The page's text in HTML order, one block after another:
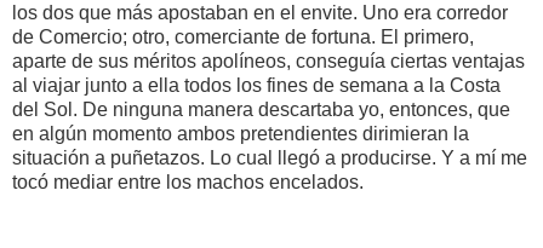
los dos que más apostaban en el envite. Uno era corredor
de Comercio; otro, comerciante de fortuna. El primero,
aparte de sus méritos apolíneos, conseguía ciertas ventajas
al viajar junto a ella todos los fines de semana a la Costa
del Sol. De ninguna manera descartaba yo, entonces, que
en algún momento ambos pretendientes dirimieran la
situación a puñetazos. Lo cual llegó a producirse. Y a mí me
tocó mediar entre los machos encelados.